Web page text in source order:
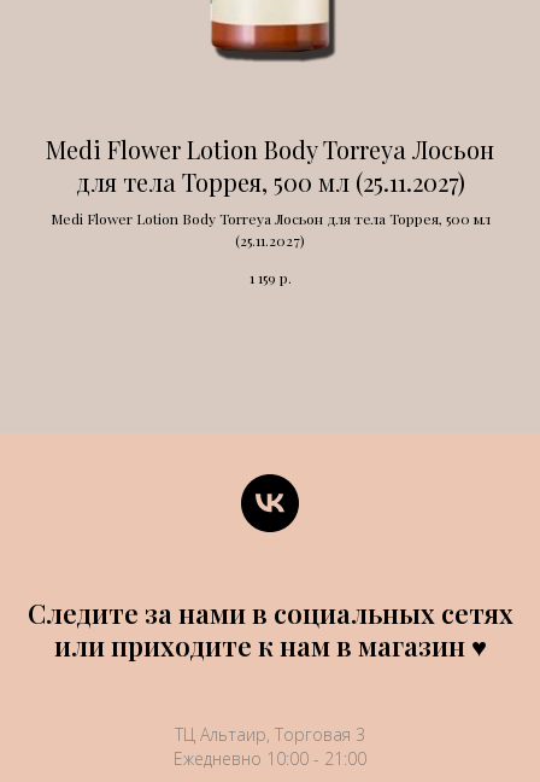
Medi Flower Lotion Body Torreya Лосьон
для тела Торрея, 500 мл (25.11.2027)
Medi Flower Lotion Body Torreya Лосьон для тела Торрея, 500 мл
(25.11.2027)
1 159 р.
Следите за нами в социальных сетях
или приходите к нам в магазин ♥
ТЦ Альтаир, Торговая 3
Ежедневно 10:00 - 21:00